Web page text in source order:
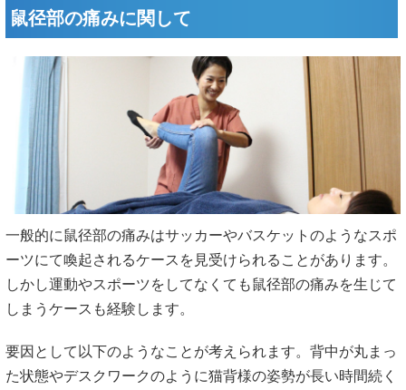
鼠径部の痛みに関して
一般的に鼠径部の痛みはサッカーやバスケットのようなスポ
ーツにて喚起されるケースを見受けられることがあります。
しかし運動やスポーツをしてなくても鼠径部の痛みを生じて
しまうケースも経験します。
要因として以下のようなことが考えられます。背中が丸まっ
た状態やデスクワークのように猫背様の姿勢が長い時間続く